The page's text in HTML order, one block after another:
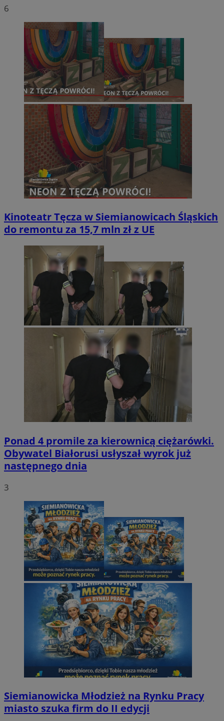
6
Kinoteatr Tęcza w Siemianowicach Śląskich
do remontu za 15,7 mln zł z UE
Ponad 4 promile za kierownicą ciężarówki.
Obywatel Białorusi usłyszał wyrok już
następnego dnia
3
Siemianowicka Młodzież na Rynku Pracy
miasto szuka firm do II edycji